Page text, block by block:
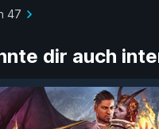
47
dir auch